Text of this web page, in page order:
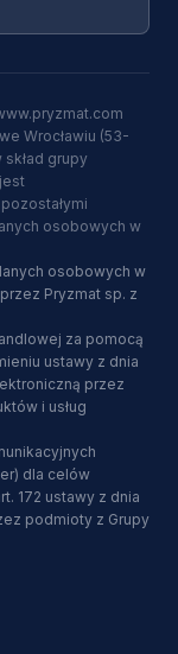
Wrocławiu (53-
grupy
osobowych w
osobowych w
Pryzmat sp. z
za pomocą
ustawy z dnia
przez
i usług
dla celów
172 ustawy z dnia
podmioty z Grupy